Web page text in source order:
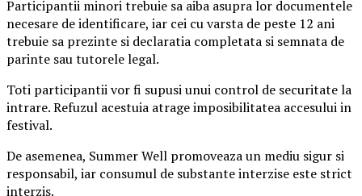
Participantii minori trebuie sa aiba asupra lor documentele
necesare de identificare, iar cei cu varsta de peste 12 ani
trebuie sa prezinte si declaratia completata si semnata de
parinte sau tutorele legal.
Toti participantii vor fi supusi unui control de securitate la
intrare. Refuzul acestuia atrage imposibilitatea accesului in
festival.
De asemenea, Summer Well promoveaza un mediu sigur si
responsabil, iar consumul de substante interzise este strict
interzis.